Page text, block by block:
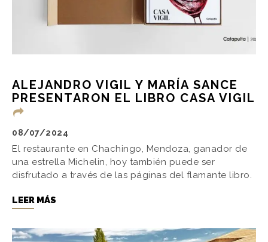
ALEJANDRO VIGIL Y MARÍA SANCE
PRESENTARON EL LIBRO CASA VIGIL
08/07/2024
El restaurante en Chachingo, Mendoza, ganador de
una estrella Michelin, hoy también puede ser
disfrutado a través de las páginas del flamante libro.
LEER MÁS